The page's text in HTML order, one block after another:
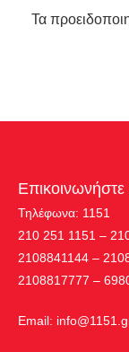
Τα
Τηλέφωνα: 1151
210 251 1151 –
2108841144 –
2108817777 –
Εmail: